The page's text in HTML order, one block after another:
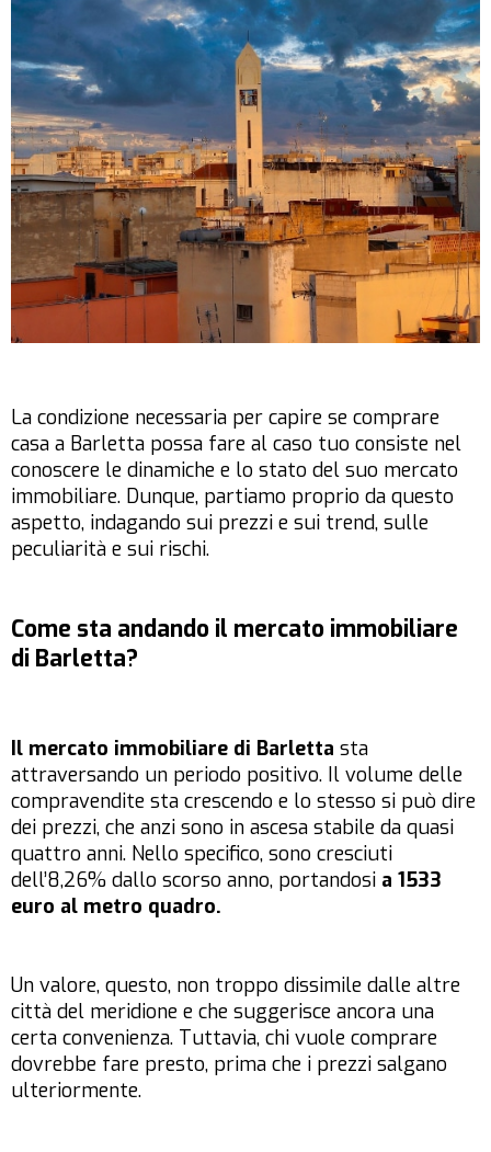
La condizione necessaria per capire se comprare
casa a Barletta possa fare al caso tuo consiste nel
conoscere le dinamiche e lo stato del suo mercato
immobiliare. Dunque, partiamo proprio da questo
aspetto, indagando sui prezzi e sui trend, sulle
peculiarità e sui rischi.
Come sta andando il mercato immobiliare
di Barletta?
Il mercato immobiliare di Barletta sta
attraversando un periodo positivo. Il volume delle
compravendite sta crescendo e lo stesso si può dire
dei prezzi, che anzi sono in ascesa stabile da quasi
quattro anni. Nello specifico, sono cresciuti
dell’8,26% dallo scorso anno, portandosi a 1533
euro al metro quadro.
Un valore, questo, non troppo dissimile dalle altre
città del meridione e che suggerisce ancora una
certa convenienza. Tuttavia, chi vuole comprare
dovrebbe fare presto, prima che i prezzi salgano
ulteriormente.